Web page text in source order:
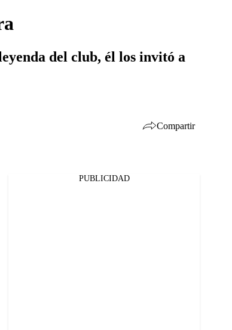
del club, él los invitó a
Compartir
PUBLICIDAD